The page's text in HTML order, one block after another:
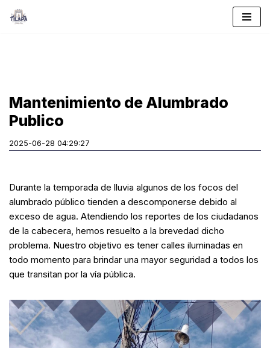
Mantenimiento de Alumbrado
Publico
2025-06-28 04:29:27
Durante la temporada de lluvia algunos de los focos del
alumbrado público tienden a descomponerse debido al
exceso de agua. Atendiendo los reportes de los ciudadanos
de la cabecera, hemos resuelto a la brevedad dicho
problema. Nuestro objetivo es tener calles iluminadas en
todo momento para brindar una mayor seguridad a todos los
que transitan por la vía pública.